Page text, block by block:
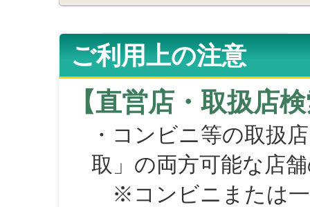
ご利用上の注意
【直営店・取扱店
・コンビニ等の取扱
取」の両方可能な店
※コンビニまたは一